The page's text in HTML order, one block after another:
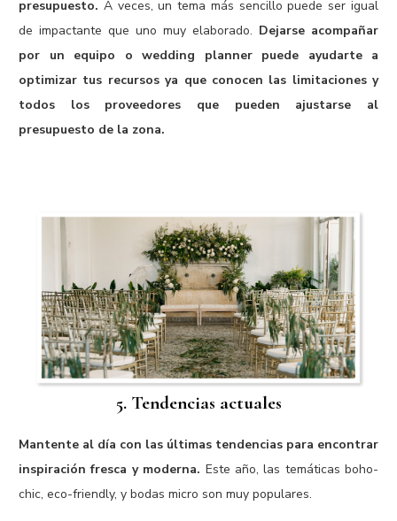
presupuesto. A veces, un tema más sencillo puede ser igual
de impactante que uno muy elaborado. Dejarse acompañar
por un equipo o wedding planner puede ayudarte a
optimizar tus recursos ya que conocen las limitaciones y
todos los proveedores que pueden ajustarse al
presupuesto de la zona.
5. Tendencias actuales
Mantente al día con las últimas tendencias para encontrar
inspiración fresca y moderna. Este año, las temáticas boho-
chic, eco-friendly, y bodas micro son muy populares.